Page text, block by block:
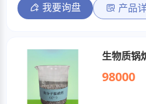
我要询盘 产品
生物质锅
98000